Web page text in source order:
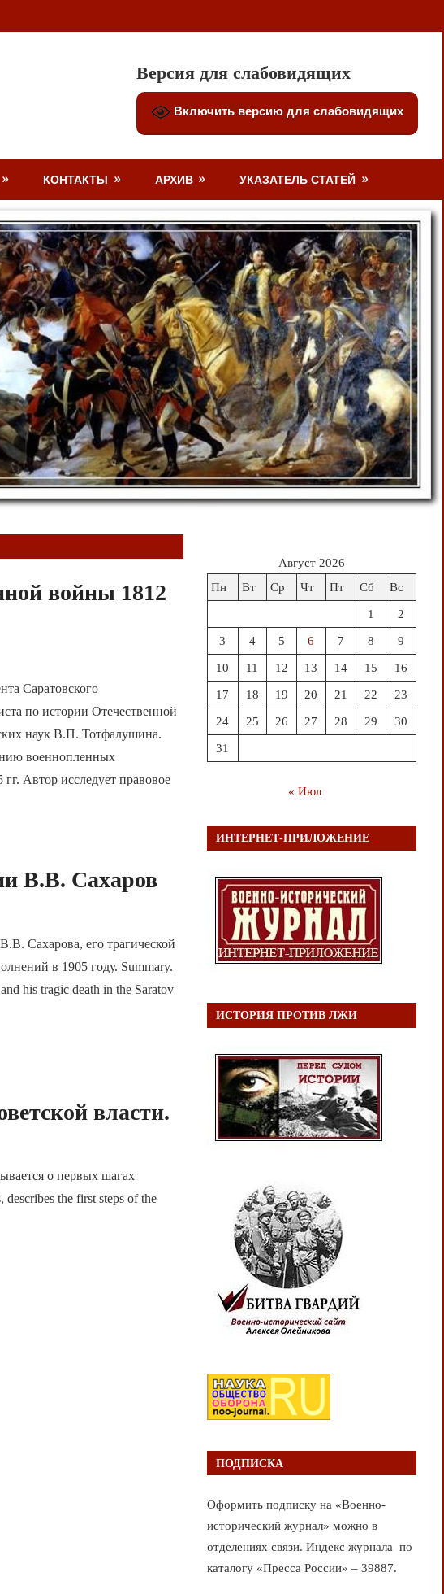
Версия для слабовидящих
Включить версию для слабовидящих
КОНТАКТЫ АРХИВ УКАЗАТЕЛЬ СТАТЕЙ
войны 1812
Саратовского
по истории Отечественной
наук В.П. Тотфалушина.
военнопленных
Автор исследует правовое
В.В. Сахаров
Сахарова, его трагической
в 1905 году. Summary.
his tragic death in the Saratov
власти.
о первых шагах
the first steps of the
Август 2026
Пн
Вт Ср Чт Пт Сб Вс
1 2
3 4 5 6 7 8 9
10 11 12 13 14 15 16
17 18 19 20 21 22 23
24 25 26 27 28 29 30
31
« Июл
ИНТЕРНЕТ-ПРИЛОЖЕНИЕ
ИСТОРИЯ ПРОТИВ ЛЖИ
ПОДПИСКА
Оформить подписку на «Военно-
исторический журнал» можно в
отделениях связи. Индекс журнала по
каталогу «Пресса России» – 39887.